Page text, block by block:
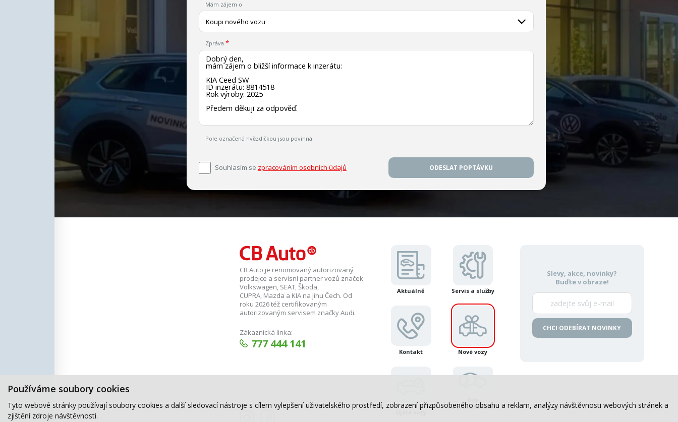
Používáme soubory cookies
Tyto webové stránky používají soubory cookies a další sledovací nástroje s cílem vylepšení uživatelského prostředí, zobrazení přizpůsobeného obsahu a reklam, analýzy návštěvnosti webových stránek a
zjištění zdroje návštěvnosti.
Mám zájem o
Koupi nového vozu
Zpráva
Pole označená hvězdičkou jsou povinná
Souhlasím se zpracováním osobních údajů ODESLAT POPTÁVKU
CB Auto je renomovaný autorizovaný
prodejce a servisní partner vozů značek
Volkswagen, SEAT, Škoda,
CUPRA, Mazda a KIA na jihu Čech. Od
roku 2026 též certifikovaným
autorizovaným servisem značky Audi.
Zákaznická linka:
777 444 141
Aktuálně Servis a služby
Kontakt Nové vozy
Ojeté vozy
a příslušenství
Slevy, akce, novinky?
Buďte v obraze!
CHCI ODEBÍRAT NOVINKY